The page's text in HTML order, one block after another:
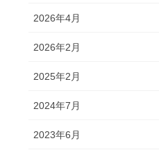
2026年4月
2026年2月
2025年2月
2024年7月
2023年6月